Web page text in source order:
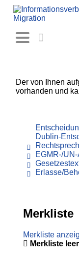
Der von Ihnen
vorhanden und
Dublin-
EGMR-/
Erlasse/
Merkliste
Merkliste
Merkliste